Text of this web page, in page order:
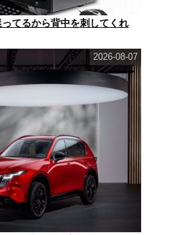
てるから背中を刺してくれ
2026-08-07